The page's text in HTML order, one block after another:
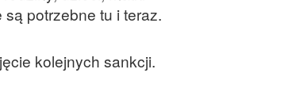
są potrzebne tu i teraz.
kolejnych sankcji.